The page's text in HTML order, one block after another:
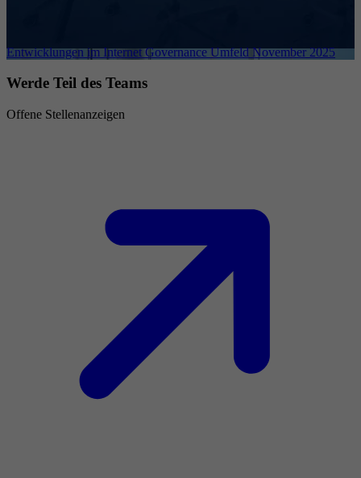
Entwicklungen im Internet Governance Umfeld November 2025
Werde Teil des Teams
Offene Stellenanzeigen